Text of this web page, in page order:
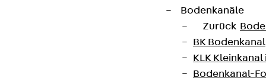
Bodenkanäle
Zurück
BK Bodenkanal
KLK
Bodenkanal-